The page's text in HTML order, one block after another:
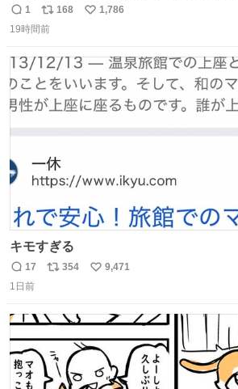
つけるものではないとされていた。そ
肌の手入れと同じくらい、ヴィクトリ
が知る香水よりも単純な組成で、その
ベルガモット、
返
信
1
リ
ポ
ト
数
168
い
数
1,786
19時間前
キモすぎる
返
信
17
リ
ト
数
354
い
数
9,471
1日前